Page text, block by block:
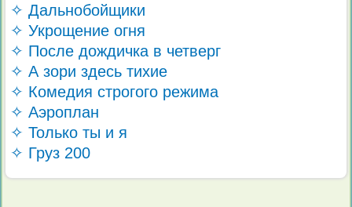
✧ Дальнобойщики
✧ Укрощение огня
✧ После дождичка в четверг
✧ А зори здесь тихие
✧ Комедия строгого режима
✧ Аэроплан
✧ Только ты и я
✧ Груз 200